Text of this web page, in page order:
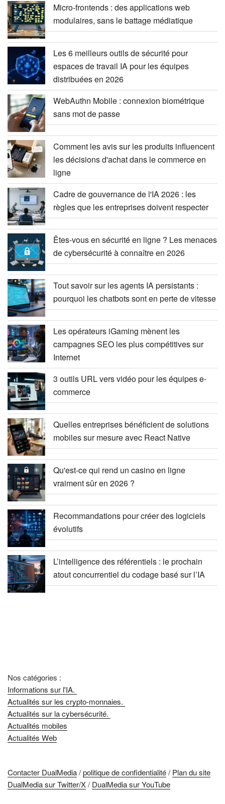
Micro-frontends : des applications web
modulaires, sans le battage médiatique
Les 6 meilleurs outils de sécurité pour
espaces de travail IA pour les équipes
distribuées en 2026
WebAuthn Mobile : connexion biométrique
sans mot de passe
Comment les avis sur les produits influencent
les décisions d'achat dans le commerce en
ligne
Cadre de gouvernance de l'IA 2026 : les
règles que les entreprises doivent respecter
Êtes-vous en sécurité en ligne ? Les menaces
de cybersécurité à connaître en 2026
Tout savoir sur les agents IA persistants :
pourquoi les chatbots sont en perte de vitesse
Les opérateurs iGaming mènent les
campagnes SEO les plus compétitives sur
Internet
3 outils URL vers vidéo pour les équipes e-
commerce
Quelles entreprises bénéficient de solutions
mobiles sur mesure avec React Native
Qu'est-ce qui rend un casino en ligne
vraiment sûr en 2026 ?
Recommandations pour créer des logiciels
évolutifs
L’intelligence des référentiels : le prochain
atout concurrentiel du codage basé sur l’IA
Nos catégories :
Informations sur l'IA.
Actualités sur les crypto-monnaies.
Actualités sur la cybersécurité.
Actualités mobiles
Actualités Web
Contacter DualMedia/politique de confidentialité/ Plan du site
DualMedia sur Twitter/X/ DualMedia sur YouTube